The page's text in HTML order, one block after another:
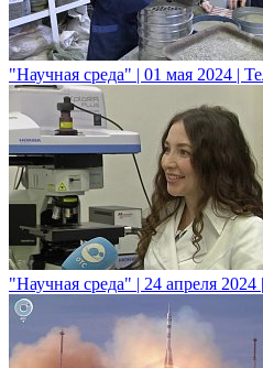
"Научная среда" | 01 мая 2024 |
"Научная среда" | 24 апреля